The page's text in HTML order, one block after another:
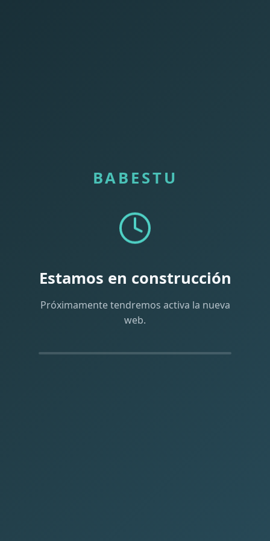
BABESTU
Estamos en construcción
Próximamente tendremos activa la nueva
web.